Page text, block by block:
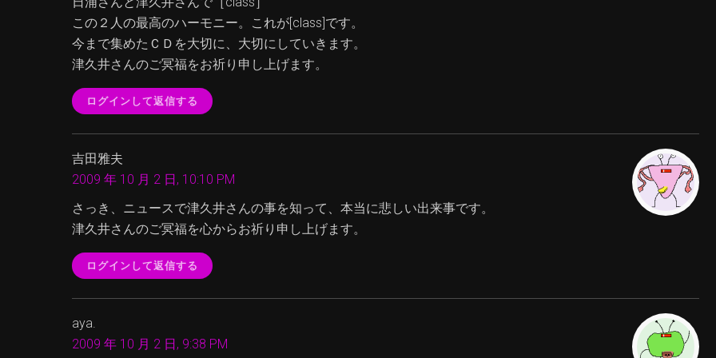
この２人の最高のハーモニー。これが[class]です。
今まで集めたＣＤを大切に、大切にしていきます。
津久井さんのご冥福をお祈り申し上げます。
ログインして返信する
吉田雅夫
2009 年 10 月 2 日, 10:10 PM
さっき、ニュースで津久井さんの事を知って、本当に悲しい出来事です。
津久井さんのご冥福を心からお祈り申し上げます。
ログインして返信する
aya.
2009 年 10 月 2 日, 9:38 PM